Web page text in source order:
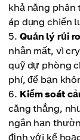
khả năng
áp dụng chiến
Quản lý rủi
nhận mất, vì
quỹ dự phòng
phí, để bạn
Kiểm soát
căng thẳng,
ngắn hạn
định với kế